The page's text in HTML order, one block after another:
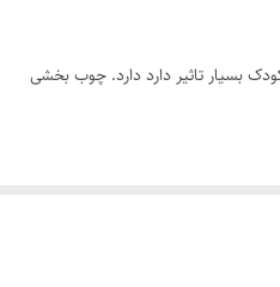
بسیار تاثیر دارد دارد. چوب بخشی
اسباب بازی پلاستیکی قرار دارد. اما